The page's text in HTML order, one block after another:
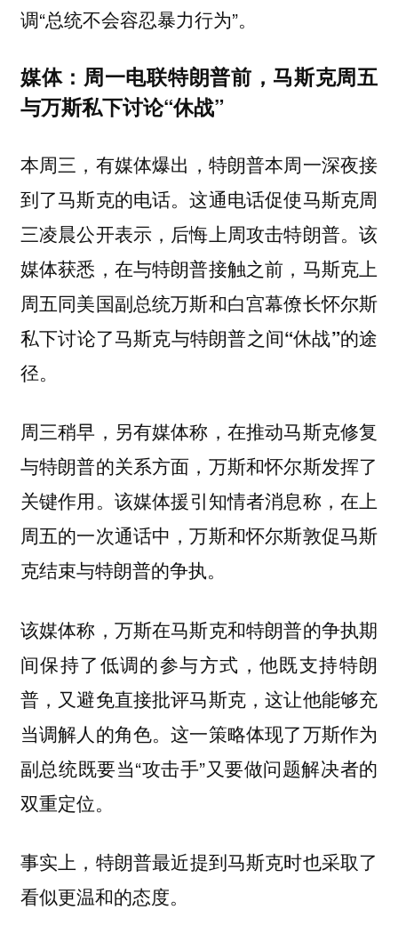
调“总统不会容忍暴力行为”。
媒体：周一电联特朗普前，马斯克周五
与万斯私下讨论“休战”
本周三， 有媒体爆出，特朗普本周一深夜接
到了马斯克的电话。这通电话促使马斯克周
三凌晨公开表示，后悔上周攻击特朗普。该
媒体获悉，在与特朗普接触之前，马斯克上
周五同美国副总统万斯和白宫幕僚长怀尔斯
私下讨论了马斯克与特朗普之间“休战”的途
径。
周三稍早，另有媒体称， 在推动马斯克修复
与特朗普的关系方面，万斯和怀尔斯发挥了
关键作用。该媒体援引知情者消息称，在上
周五的一次通话中，万斯和怀尔斯敦促马斯
克结束与特朗普的争执。
该媒体称，万斯在马斯克和特朗普的争执期
间保持了低调的参与方式，他既支持特朗
普，又避免直接批评马斯克，这让他能够充
当调解人的角色。这一策略体现了万斯作为
副总统既要当“攻击手”又要做问题解决者的
双重定位。
事实上， 特朗普最近提到马斯克时也采取了
看似更温和的态度。